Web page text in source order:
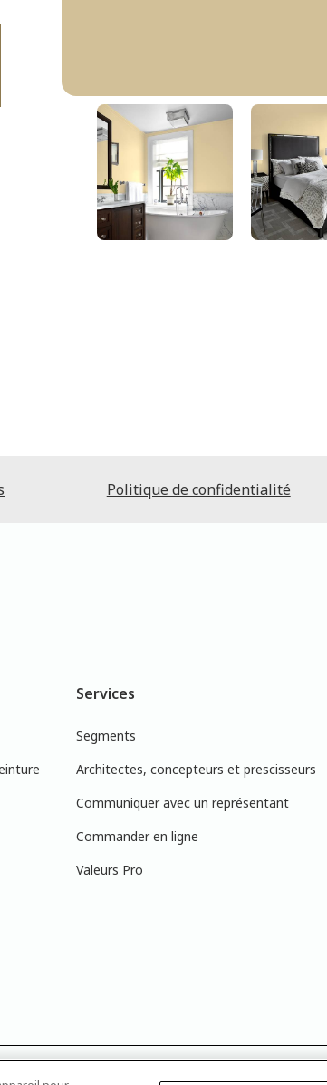
Seau De Sable
DLX1104-4
Politique de confidentialité
Services
Segments
Architectes, concepteurs et prescisseurs
Communiquer avec un représentant
Commander en ligne
Valeurs Pro